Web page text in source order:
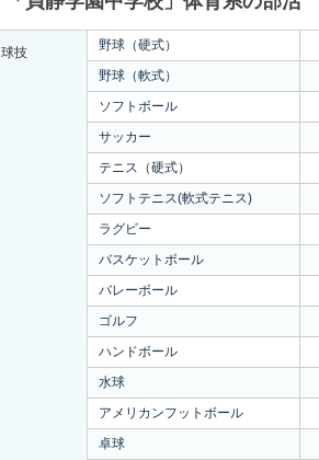
球技 野球（硬式）
野球（軟式）
ソフトボール
サッカー
テニス（硬式）
ソフトテニス(軟式テニス)
ラグビー
バスケットボール
バレーボール
ゴルフ
ハンドボール
水球
アメリカンフットボール
卓球